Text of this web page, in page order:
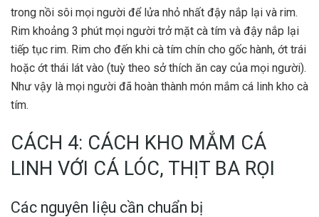
trong nồi sôi mọi người để lửa nhỏ nhất đậy nắp lại và rim.
Rim khoảng 3 phút mọi người trở mặt cà tím và đậy nắp lại
tiếp tục rim. Rim cho đến khi cà tím chín cho gốc hành, ớt trái
hoặc ớt thái lát vào (tuỳ theo sở thích ăn cay của mọi người).
Như vậy là mọi người đã hoàn thành món mắm cá linh kho cà
tím.
CÁCH 4: CÁCH KHO MẮM CÁ
LINH VỚI CÁ LÓC, THỊT BA RỌI
Các nguyên liệu cần chuẩn bị